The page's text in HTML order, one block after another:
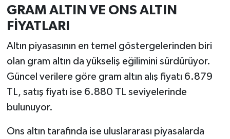
GRAM ALTIN VE ONS ALTIN
FİYATLARI
Altın piyasasının en temel göstergelerinden biri
olan gram altın da yükseliş eğilimini sürdürüyor.
Güncel verilere göre gram altın alış fiyatı 6.879
TL, satış fiyatı ise 6.880 TL seviyelerinde
bulunuyor.
Ons altın tarafında ise uluslararası piyasalarda